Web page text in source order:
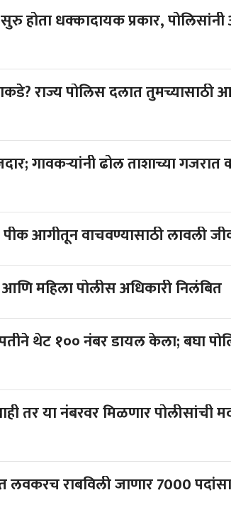
होता धक्कादायक प्रकार,
राज्य पोलिस दलात तुमच्यासाठी
गावकऱ्यांनी ढोल ताशाच्या गजरात
आगीतून वाचवण्यासाठी लावली
अजब प्रकार; कोंबड्याची हत्या आणि महिला पोलीस अधिकारी निलंबित
थेट १०० नंबर डायल केला; बघा
तर या नंबरवर मिळणार पोलीसांची
राबविली जाणार 7000